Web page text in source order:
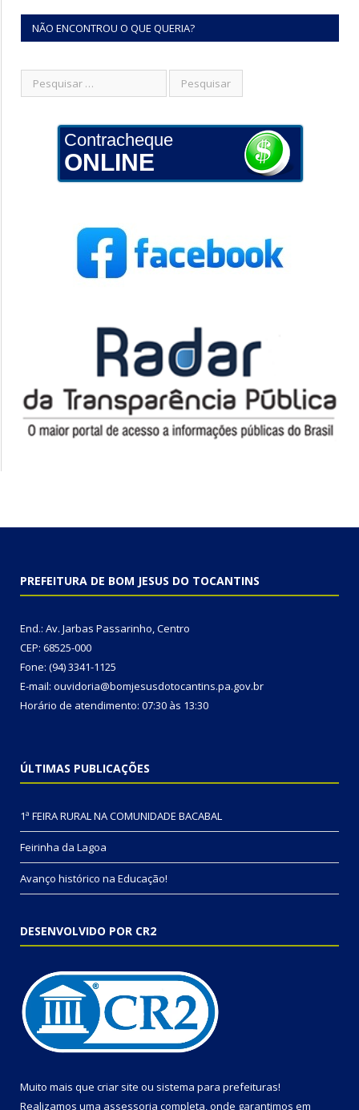
NÃO ENCONTROU O QUE QUERIA?
Contracheque
ONLINE
PREFEITURA DE BOM JESUS DO TOCANTINS
End.: Av. Jarbas Passarinho, Centro
CEP: 68525-000
Fone: (94) 3341-1125
E-mail: ouvidoria@bomjesusdotocantins.pa.gov.br
Horário de atendimento: 07:30 às 13:30
ÚLTIMAS PUBLICAÇÕES
1ª FEIRA RURAL NA COMUNIDADE BACABAL
Feirinha da Lagoa
Avanço histórico na Educação!
DESENVOLVIDO POR CR2
Muito mais que criar site ou sistema para prefeituras!
Realizamos uma assessoria completa, onde garantimos em